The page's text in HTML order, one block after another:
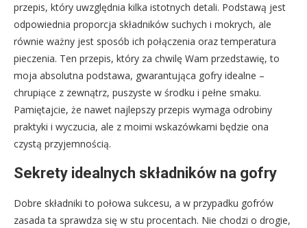
przepis, który uwzględnia kilka istotnych detali. Podstawą jest
odpowiednia proporcja składników suchych i mokrych, ale
równie ważny jest sposób ich połączenia oraz temperatura
pieczenia. Ten przepis, który za chwilę Wam przedstawię, to
moja absolutna podstawa, gwarantująca gofry idealne –
chrupiące z zewnątrz, puszyste w środku i pełne smaku.
Pamiętajcie, że nawet najlepszy przepis wymaga odrobiny
praktyki i wyczucia, ale z moimi wskazówkami będzie ona
czystą przyjemnością.
Sekrety idealnych składników na gofry
Dobre składniki to połowa sukcesu, a w przypadku gofrów
zasada ta sprawdza się w stu procentach. Nie chodzi o drogie,